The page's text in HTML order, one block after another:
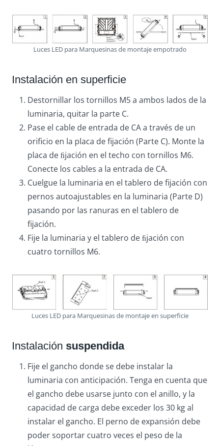
Luces LED para Marquesinas de montaje empotrado
Instalación en superficie
Destornillar los tornillos M5 a ambos lados de la
luminaria, quitar la parte C.
Pase el cable de entrada de CA a través de un
orificio en la placa de fijación (Parte C). Monte la
placa de ﬁjación en el techo con tornillos M6.
Conecte los cables a la entrada de CA.
Cuelgue la luminaria en el tablero de fijación con
pernos autoajustables en la luminaria (Parte D)
pasando por las ranuras en el tablero de
fijación.
Fije la luminaria y el tablero de ﬁjación con
cuatro tornillos M6.
Luces LED para Marquesinas de montaje en superficie
Instalación suspendida
Fije el gancho donde se debe instalar la
luminaria con anticipación. Tenga en cuenta que
el gancho debe usarse junto con el anillo, y la
capacidad de carga debe exceder los 30 kg al
instalar el gancho. El perno de expansión debe
poder soportar cuatro veces el peso de la